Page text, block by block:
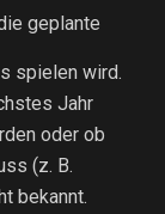
geplante
spielen wird.
Jahr
oder ob
(z. B.
bekannt.